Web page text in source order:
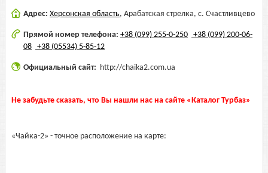
Адрес: Херсонская область, Арабатская стрелка, с. Счастливцево
Прямой номер телефона: +38 (099) 255-0-250 +38 (099) 200-06-
08 +38 (05534) 5-85-12
Официальный сайт: http://chaika2.com.ua
Не забудьте сказать, что Вы нашли нас на сайте «Каталог Турбаз»
«Чайка-2» - точное расположение на карте: